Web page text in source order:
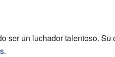
ser un luchador talentoso. Su
.